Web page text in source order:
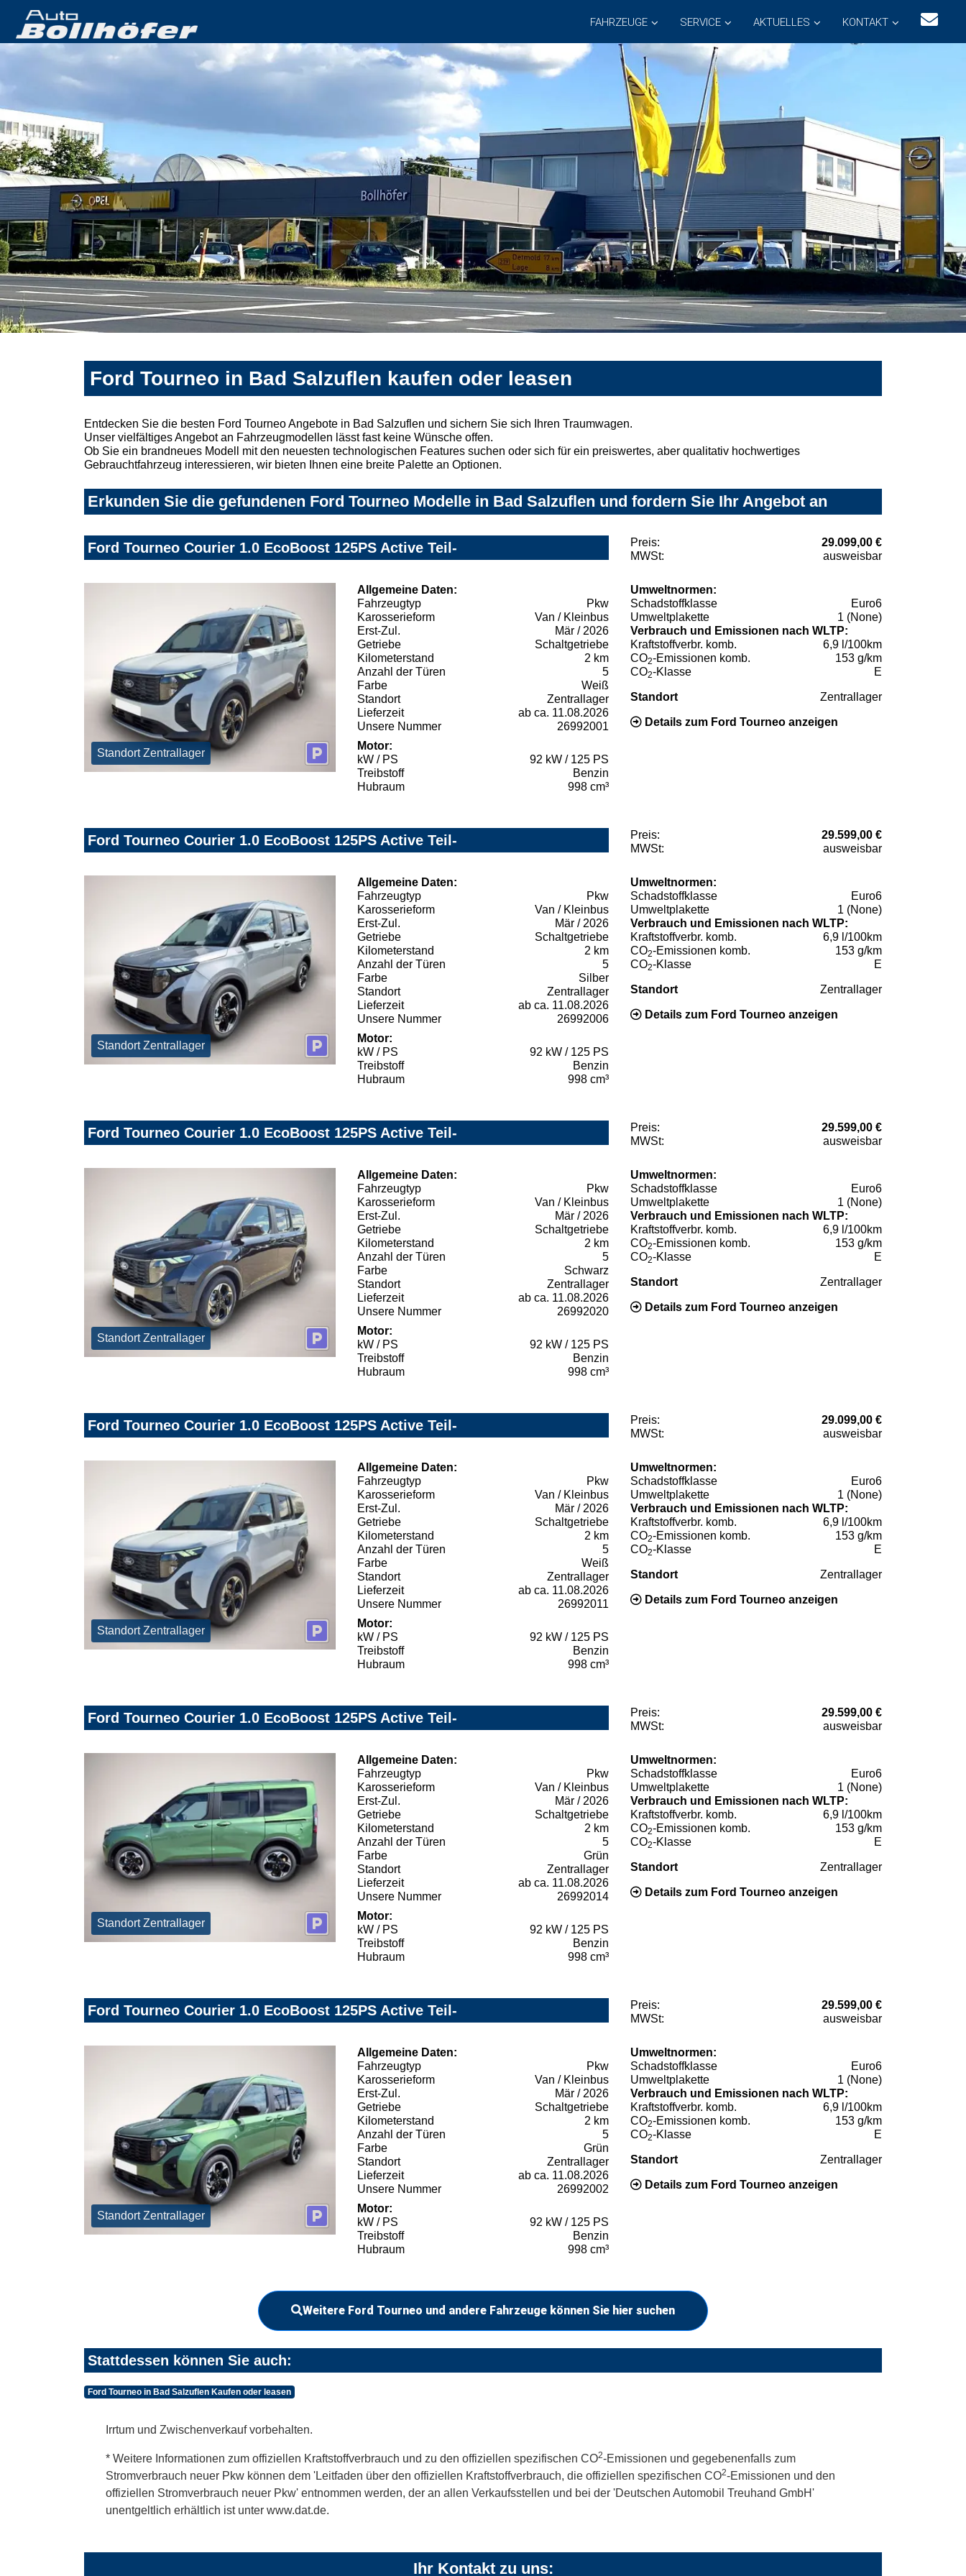
FAHRZEUGE SERVICE AKTUELLES KONTAKT
Ford Tourneo in Bad Salzuflen kaufen oder leasen
Entdecken Sie die besten Ford Tourneo Angebote in Bad Salzuflen und sichern Sie sich Ihren Traumwagen.
Unser vielfältiges Angebot an Fahrzeugmodellen lässt fast keine Wünsche offen.
Ob Sie ein brandneues Modell mit den neuesten technologischen Features suchen oder sich für ein preiswertes, aber qualitativ hochwertiges
Gebrauchtfahrzeug interessieren, wir bieten Ihnen eine breite Palette an Optionen.
Erkunden Sie die gefundenen Ford Tourneo Modelle in Bad Salzuflen und fordern Sie Ihr Angebot an
Ford Tourneo Courier 1.0 EcoBoost 125PS Active Teil- Preis:
29.099,00 €
MWSt:
ausweisbar
Standort Zentrallager
Allgemeine Daten:
Fahrzeugtyp
Pkw
Karosserieform
Van / Kleinbus
Erst-Zul.
Mär / 2026
Getriebe
Schaltgetriebe
Kilometerstand
2 km
Anzahl der Türen
5
Farbe
Weiß
Standort
Zentrallager
Lieferzeit
ab ca. 11.08.2026
Unsere Nummer
26992001
Motor:
kW / PS
92 kW / 125 PS
Treibstoff
Benzin
Hubraum
998 cm³
Umweltnormen:
Schadstoffklasse
Euro6
Umweltplakette
1 (None)
Verbrauch und Emissionen nach WLTP:
Kraftstoffverbr. komb.
6,9 l/100km
CO2-Emissionen komb.
153 g/km
CO2-Klasse E
Standort Zentrallager
Details zum Ford Tourneo anzeigen
Ford Tourneo Courier 1.0 EcoBoost 125PS Active Teil- Preis:
29.599,00 €
MWSt:
ausweisbar
Standort Zentrallager
Allgemeine Daten:
Fahrzeugtyp
Pkw
Karosserieform
Van / Kleinbus
Erst-Zul.
Mär / 2026
Getriebe
Schaltgetriebe
Kilometerstand
2 km
Anzahl der Türen
5
Farbe
Silber
Standort
Zentrallager
Lieferzeit
ab ca. 11.08.2026
Unsere Nummer
26992006
Motor:
kW / PS
92 kW / 125 PS
Treibstoff
Benzin
Hubraum
998 cm³
Umweltnormen:
Schadstoffklasse
Euro6
Umweltplakette
1 (None)
Verbrauch und Emissionen nach WLTP:
Kraftstoffverbr. komb.
6,9 l/100km
CO2-Emissionen komb.
153 g/km
CO2-Klasse E
Standort Zentrallager
Details zum Ford Tourneo anzeigen
Ford Tourneo Courier 1.0 EcoBoost 125PS Active Teil- Preis:
29.599,00 €
MWSt:
ausweisbar
Standort Zentrallager
Allgemeine Daten:
Fahrzeugtyp
Pkw
Karosserieform
Van / Kleinbus
Erst-Zul.
Mär / 2026
Getriebe
Schaltgetriebe
Kilometerstand
2 km
Anzahl der Türen
5
Farbe
Schwarz
Standort
Zentrallager
Lieferzeit
ab ca. 11.08.2026
Unsere Nummer
26992020
Motor:
kW / PS
92 kW / 125 PS
Treibstoff
Benzin
Hubraum
998 cm³
Umweltnormen:
Schadstoffklasse
Euro6
Umweltplakette
1 (None)
Verbrauch und Emissionen nach WLTP:
Kraftstoffverbr. komb.
6,9 l/100km
CO2-Emissionen komb.
153 g/km
CO2-Klasse E
Standort Zentrallager
Details zum Ford Tourneo anzeigen
Ford Tourneo Courier 1.0 EcoBoost 125PS Active Teil- Preis:
29.099,00 €
MWSt:
ausweisbar
Standort Zentrallager
Allgemeine Daten:
Fahrzeugtyp
Pkw
Karosserieform
Van / Kleinbus
Erst-Zul.
Mär / 2026
Getriebe
Schaltgetriebe
Kilometerstand
2 km
Anzahl der Türen
5
Farbe
Weiß
Standort
Zentrallager
Lieferzeit
ab ca. 11.08.2026
Unsere Nummer
26992011
Motor:
kW / PS
92 kW / 125 PS
Treibstoff
Benzin
Hubraum
998 cm³
Umweltnormen:
Schadstoffklasse
Euro6
Umweltplakette
1 (None)
Verbrauch und Emissionen nach WLTP:
Kraftstoffverbr. komb.
6,9 l/100km
CO2-Emissionen komb.
153 g/km
CO2-Klasse E
Standort Zentrallager
Details zum Ford Tourneo anzeigen
Ford Tourneo Courier 1.0 EcoBoost 125PS Active Teil- Preis:
29.599,00 €
MWSt:
ausweisbar
Standort Zentrallager
Allgemeine Daten:
Fahrzeugtyp
Pkw
Karosserieform
Van / Kleinbus
Erst-Zul.
Mär / 2026
Getriebe
Schaltgetriebe
Kilometerstand
2 km
Anzahl der Türen
5
Farbe
Grün
Standort
Zentrallager
Lieferzeit
ab ca. 11.08.2026
Unsere Nummer
26992014
Motor:
kW / PS
92 kW / 125 PS
Treibstoff
Benzin
Hubraum
998 cm³
Umweltnormen:
Schadstoffklasse
Euro6
Umweltplakette
1 (None)
Verbrauch und Emissionen nach WLTP:
Kraftstoffverbr. komb.
6,9 l/100km
CO2-Emissionen komb.
153 g/km
CO2-Klasse E
Standort Zentrallager
Details zum Ford Tourneo anzeigen
Ford Tourneo Courier 1.0 EcoBoost 125PS Active Teil- Preis:
29.599,00 €
MWSt:
ausweisbar
Standort Zentrallager
Allgemeine Daten:
Fahrzeugtyp
Pkw
Karosserieform
Van / Kleinbus
Erst-Zul.
Mär / 2026
Getriebe
Schaltgetriebe
Kilometerstand
2 km
Anzahl der Türen
5
Farbe
Grün
Standort
Zentrallager
Lieferzeit
ab ca. 11.08.2026
Unsere Nummer
26992002
Motor:
kW / PS
92 kW / 125 PS
Treibstoff
Benzin
Hubraum
998 cm³
Umweltnormen:
Schadstoffklasse
Euro6
Umweltplakette
1 (None)
Verbrauch und Emissionen nach WLTP:
Kraftstoffverbr. komb.
6,9 l/100km
CO2-Emissionen komb.
153 g/km
CO2-Klasse E
Standort Zentrallager
Details zum Ford Tourneo anzeigen
Weitere Ford Tourneo und andere Fahrzeuge können Sie hier suchen
Stattdessen können Sie auch:
Ford Tourneo in Bad Salzuflen Kaufen oder leasen
Irrtum und Zwischenverkauf vorbehalten.
* Weitere Informationen zum offiziellen Kraftstoffverbrauch und zu den offiziellen spezifischen CO2-Emissionen und gegebenenfalls zum
Stromverbrauch neuer Pkw können dem 'Leitfaden über den offiziellen Kraftstoffverbrauch, die offiziellen spezifischen CO2-Emissionen und den
offiziellen Stromverbrauch neuer Pkw' entnommen werden, der an allen Verkaufsstellen und bei der 'Deutschen Automobil Treuhand GmbH'
unentgeltlich erhältlich ist unter www.dat.de.
Ihr Kontakt zu uns: